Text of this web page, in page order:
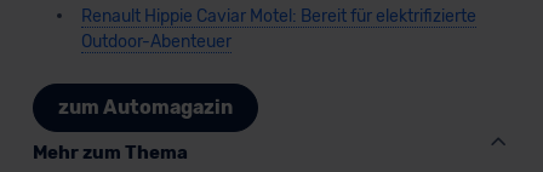
Renault Hippie Caviar Motel: Bereit für elektrifizierte
Outdoor-Abenteuer
zum Automagazin
Mehr zum Thema